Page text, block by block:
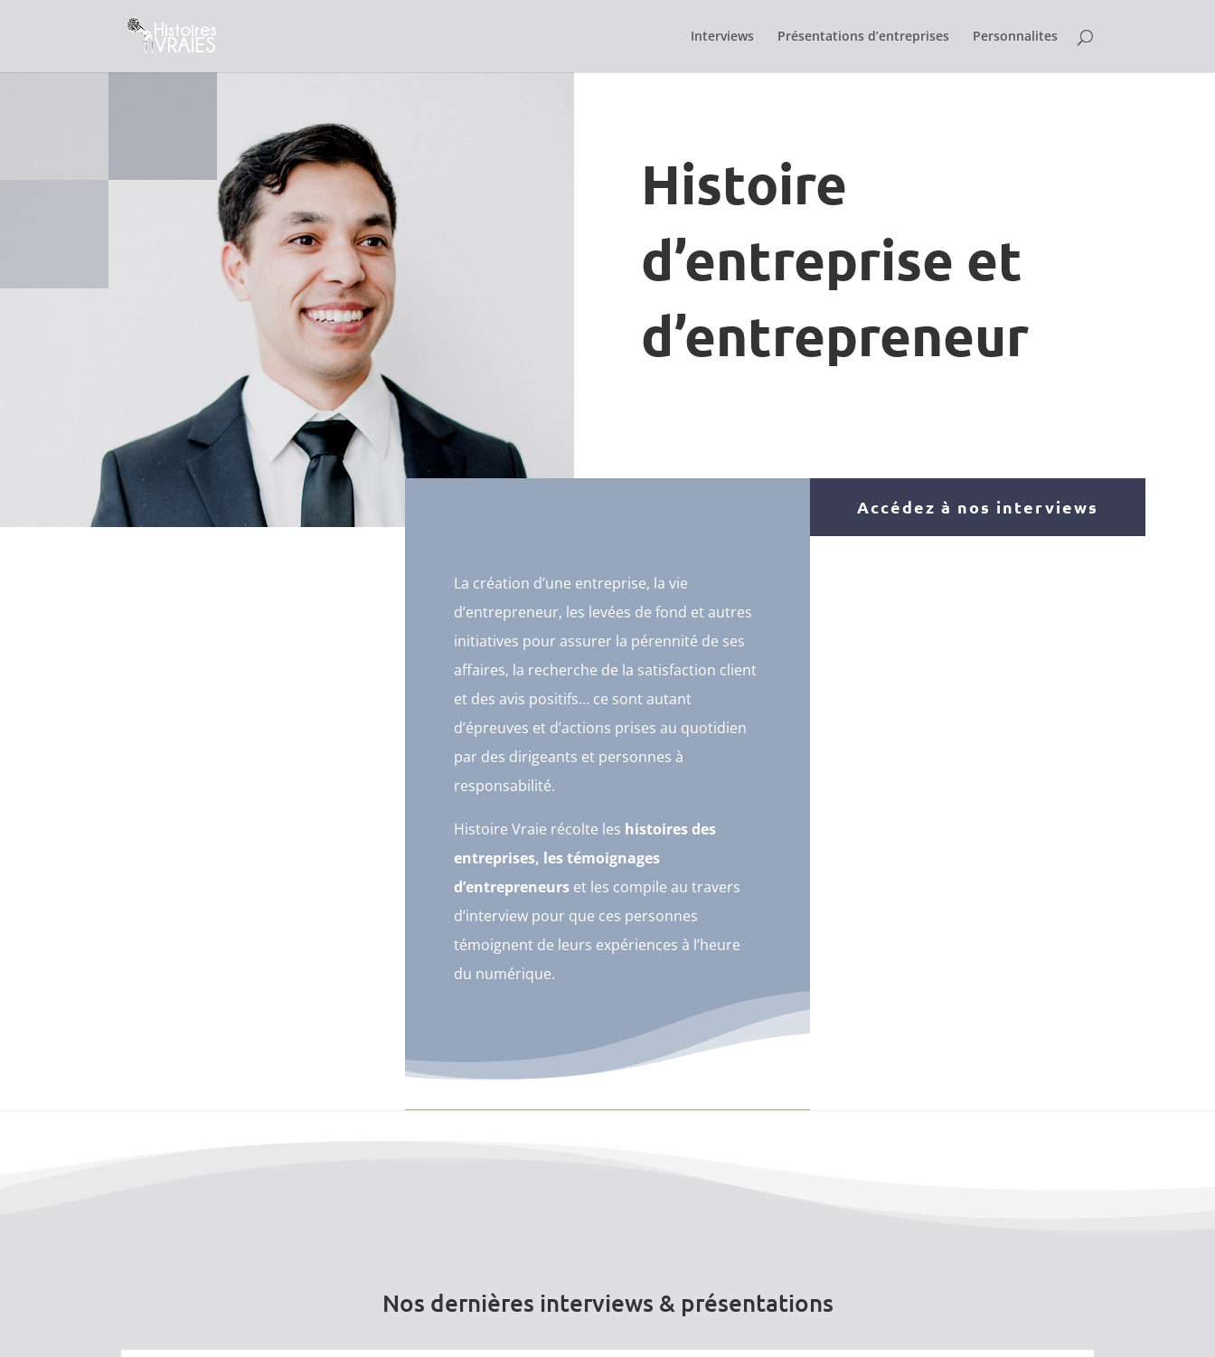
Interviews Présentations d’entreprises Personnalites
Histoire
d’entreprise et
d’entrepreneur
La création d’une entreprise, la vie
d’entrepreneur, les levées de fond et autres
initiatives pour assurer la pérennité de ses
affaires, la recherche de la satisfaction client
et des avis positifs… ce sont autant
d’épreuves et d’actions prises au quotidien
par des dirigeants et personnes à
responsabilité.
Histoire Vraie récolte les histoires des
entreprises, les témoignages
d’entrepreneurset les compile au travers
d’interview pour que ces personnes
témoignent de leurs expériences à l’heure
du numérique.
Accédez à nos interviews
Nos dernières interviews & présentations